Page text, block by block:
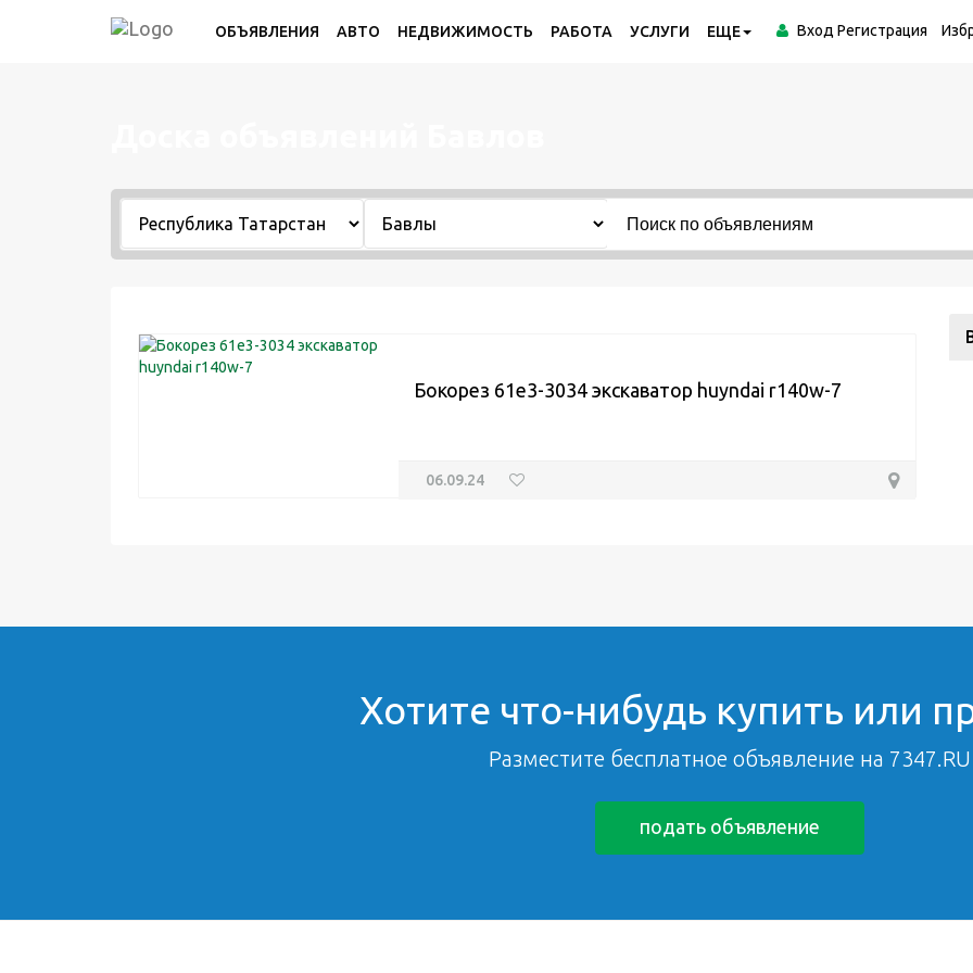
ОБЪЯВЛЕНИЯ АВТО НЕДВИЖИМОСТЬ РАБОТА УСЛУГИ ЕЩЕ Вход Регистрация
Бокорез 61e3-3034 экскаватор huyndai r140w-7
06.09.24
Хотите что-нибудь купить или
Разместите бесплатное объявление на 7347.RU
подать объявление